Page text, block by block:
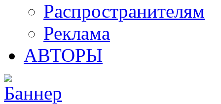
Распространителям
Реклама
АВТОРЫ